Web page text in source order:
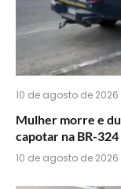
10 de agosto de 2026
Mulher morre e
capotar na BR-324
10 de agosto de 2026